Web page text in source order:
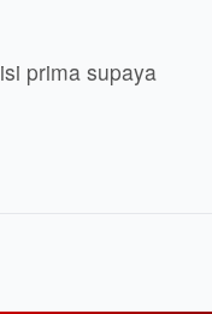
prima supaya